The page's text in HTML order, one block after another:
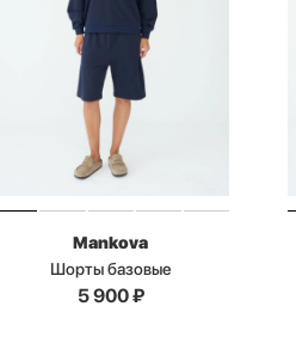
Mankova
Шорты базовые
5 900₽